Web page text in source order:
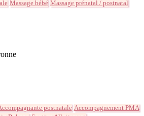
Massage bébé Massage prénatal / postnatal
postnatale Accompagnement PMA